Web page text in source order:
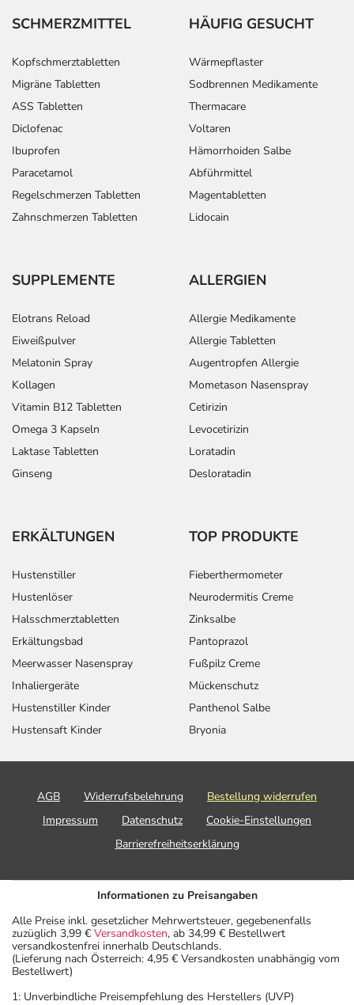
SCHMERZMITTEL
Kopfschmerztabletten
Migräne Tabletten
ASS Tabletten
Diclofenac
Ibuprofen
Paracetamol
Regelschmerzen Tabletten
Zahnschmerzen Tabletten
HÄUFIG GESUCHT
Wärmepflaster
Sodbrennen Medikamente
Thermacare
Voltaren
Hämorrhoiden Salbe
Abführmittel
Magentabletten
Lidocain
SUPPLEMENTE
Elotrans Reload
Eiweißpulver
Melatonin Spray
Kollagen
Vitamin B12 Tabletten
Omega 3 Kapseln
Laktase Tabletten
Ginseng
ALLERGIEN
Allergie Medikamente
Allergie Tabletten
Augentropfen Allergie
Mometason Nasenspray
Cetirizin
Levocetirizin
Loratadin
Desloratadin
ERKÄLTUNGEN
Hustenstiller
Hustenlöser
Halsschmerztabletten
Erkältungsbad
Meerwasser Nasenspray
Inhaliergeräte
Hustenstiller Kinder
Hustensaft Kinder
TOP PRODUKTE
Fieberthermometer
Neurodermitis Creme
Zinksalbe
Pantoprazol
Fußpilz Creme
Mückenschutz
Panthenol Salbe
Bryonia
AGB Widerrufsbelehrung
Bestellung widerrufen
Impressum
Datenschutz
Cookie-Einstellungen
Barrierefreiheitserklärung
Informationen zu Preisangaben
Alle Preise inkl. gesetzlicher Mehrwertsteuer, gegebenenfalls
zuzüglich 3,99 € Versandkosten, ab 34,99 € Bestellwert
versandkostenfrei innerhalb Deutschlands.
(Lieferung nach Österreich: 4,95 € Versandkosten unabhängig vom
Bestellwert)
1: Unverbindliche Preisempfehlung des Herstellers (UVP)